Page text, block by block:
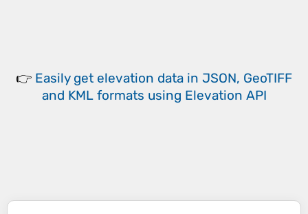
👉 Easily get elevation data in JSON, GeoTIFF
and KML formats using Elevation API